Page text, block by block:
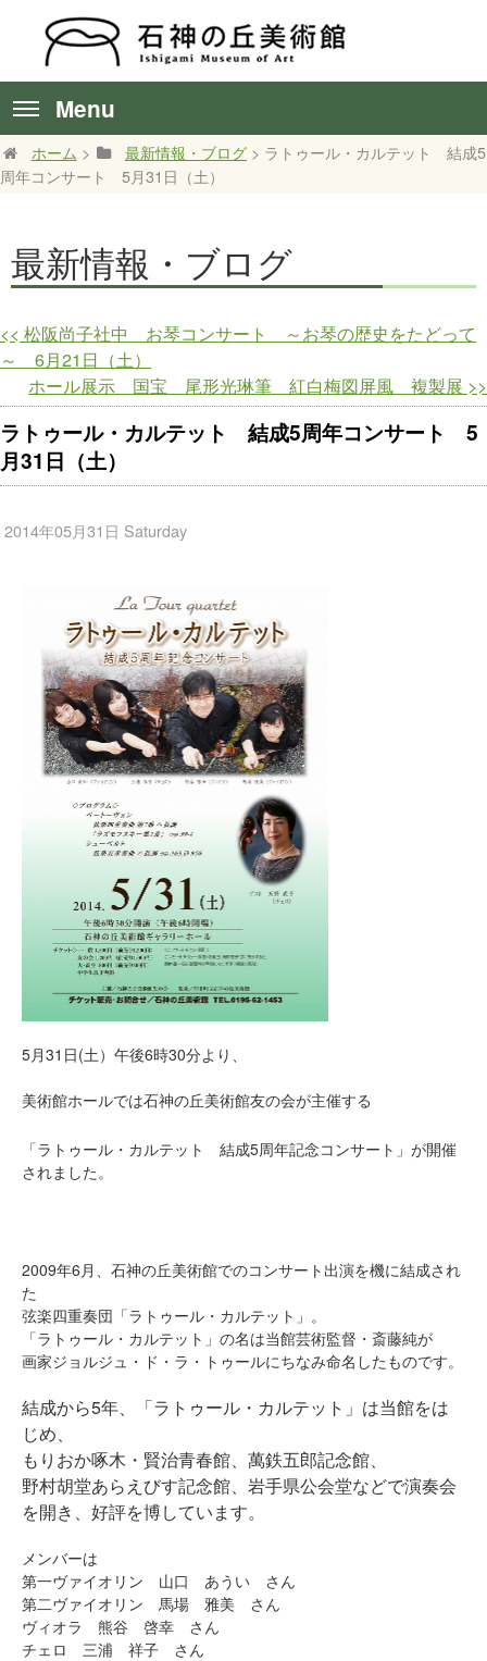
Menu
ホーム > 最新情報・ブログ > ラトゥール・カルテット 結成5
周年コンサート 5月31日（土）
最新情報・ブログ
<< 松阪尚子社中 お琴コンサート ～お琴の歴史をたどって
～ 6月21日（土）
ホール展示 国宝 尾形光琳筆 紅白梅図屏風 複製展 >>
ラトゥール・カルテット 結成5周年コンサート 5
月31日（土）
2014年05月31日 Saturday
5月31日(土）午後6時30分より、
美術館ホールでは石神の丘美術館友の会が主催する
「ラトゥール・カルテット 結成5周年記念コンサート」が開催
されました。
2009年6月、石神の丘美術館でのコンサート出演を機に結成され
た
弦楽四重奏団「ラトゥール・カルテット」。
「ラトゥール・カルテット」の名は当館芸術監督・斎藤純が
画家ジョルジュ・ド・ラ・トゥールにちなみ命名したものです。
結成から5年、「ラトゥール・カルテット」は当館をは
じめ、
もりおか啄木・賢治青春館、萬鉄五郎記念館、
野村胡堂あらえびす記念館、岩手県公会堂などで演奏会
を開き、好評を博しています。
メンバーは
第一ヴァイオリン 山口 あうい さん
第二ヴァイオリン 馬場 雅美 さん
ヴィオラ 熊谷 啓幸 さん
チェロ 三浦 祥子 さん